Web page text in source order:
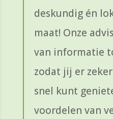
deskundig én
maat! Onze
van informatie
zodat jij er
snel kunt
voordelen van